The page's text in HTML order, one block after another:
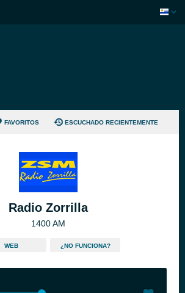
FAVORITOS ESCUCHADO RECIENTEMENTE
Radio Zorrilla
1400 AM
WEB ¿NO FUNCIONA?